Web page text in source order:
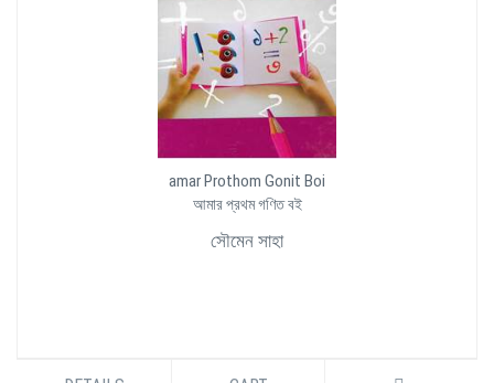
amar Prothom Gonit Boi
আমার প্রথম গণিত বই
সৌমেন সাহা